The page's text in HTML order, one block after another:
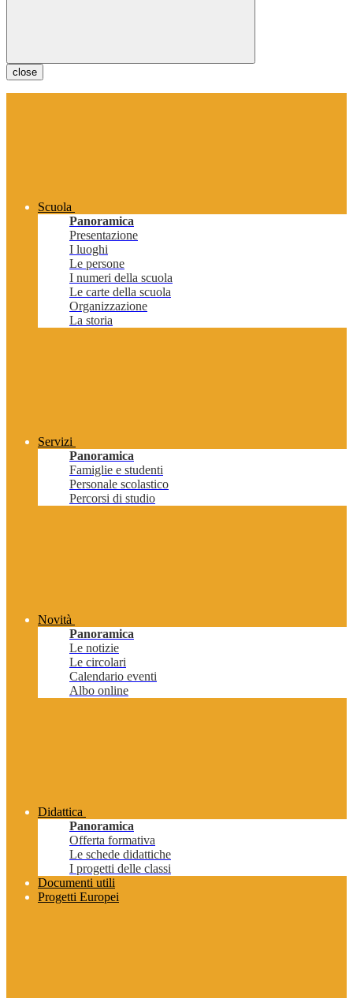
close
Scuola
Panoramica
Presentazione
I luoghi
Le persone
I numeri della scuola
Le carte della scuola
Organizzazione
La storia
Servizi
Panoramica
Famiglie e studenti
Personale scolastico
Percorsi di studio
Novità
Panoramica
Le notizie
Le circolari
Calendario eventi
Albo online
Didattica
Panoramica
Offerta formativa
Le schede didattiche
I progetti delle classi
Documenti utili
Progetti Europei